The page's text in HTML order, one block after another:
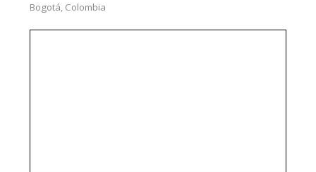
Bogotá, Colombia